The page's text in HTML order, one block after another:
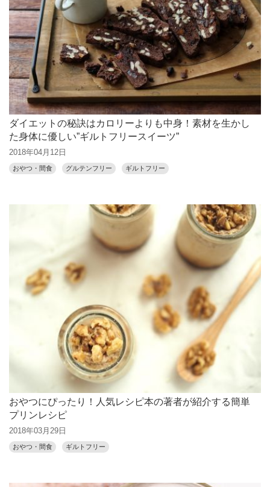
ダイエットの秘訣はカロリーよりも中身！素材を生かし
た身体に優しい”ギルトフリースイーツ”
2018年04月12日
おやつ・間食 グルテンフリー ギルトフリー
おやつにぴったり！人気レシピ本の著者が紹介する簡単
プリンレシピ
2018年03月29日
おやつ・間食 ギルトフリー